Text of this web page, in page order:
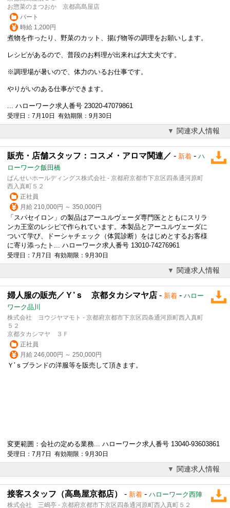
お惣菜のまつおか 京都高島屋店
パート
時給 1,200円
煮物を作ったり、野菜のカット、揚げ物等の調理をお願いします。
レシピがあるので、普段のお料理が出来れば大丈夫です。
※調理場が暑いので、体力のいるお仕事です。
やりがいのある仕事ができます。
... ハローワーク求人番号 23020-47079861
受理日：7月10日 有効期限：9月30日
関連求人情報
販売・店舗スタッフ：コスメ・アロマ関連／ - 新着 - ハ
ローワーク飯田橋
ばんせいホールディングス株式会社 - 京都府京都市下京区四条通河原町
西入真町５２
正社員
月給 210,000円 ～ 350,000円
「スパセイロン」の製品はアーユルヴェーダ専門医とともにスリラ
ンカ王室のレシピで作られています。本製品とアーユルヴェーダに
ついて学び、ドーシャチェック（体質診断）をはじめとするお客様
に寄り添ったト... ハローワーク求人番号 13010-74276961
受理日：7月7日 有効期限：9月30日
関連求人情報
婦人服の販売／Ｙ’ｓ 京都タカシマヤ店 - 新着 - ハロー
ワーク品川
株式会社 ヨウジヤマモト - 京都府京都市下京区四条通河原町西入真町
５２
京都タカシマヤ ３Ｆ
正社員
月給 246,000円 ～ 250,000円
Ｙ’ｓブランドの洋服等を販売して頂きます。
変更範囲：会社の定める業務... ハローワーク求人番号 13040-93603861
受理日：7月7日 有効期限：9月30日
関連求人情報
接客スタッフ（高島屋京都店） - 新着 - ハローワーク西陣
株式会社 三嶋亭 - 京都府京都市下京区四条通河原町西入真町５２